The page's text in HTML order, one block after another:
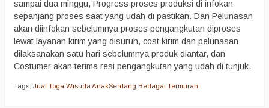
sampai dua minggu, Progress proses produksi di infokan
sepanjang proses saat yang udah di pastikan. Dan Pelunasan
akan diinfokan sebelumnya proses pengangkutan diproses
lewat layanan kirim yang disuruh, cost kirim dan pelunasan
dilaksanakan satu hari sebelumnya produk diantar, dan
Costumer akan terima resi pengangkutan yang udah di tunjuk.
Tags: Jual Toga Wisuda AnakSerdang Bedagai Termurah